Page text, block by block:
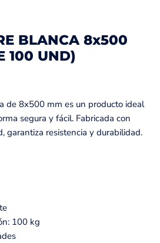
BLANCA 8x500
100 UND)
de 8x500 mm es un producto ideal
segura y fácil. Fabricada con
garantiza resistencia y durabilidad.
100 kg